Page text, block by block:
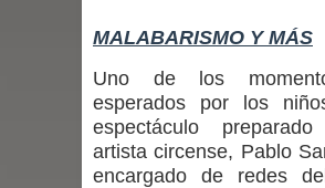
innovación en tecnología
con nuevas pantallas
MALABARISMO Y MÁS
Uno de los
esperados por los
espectáculo
artista circense, Pablo
encargado de redes